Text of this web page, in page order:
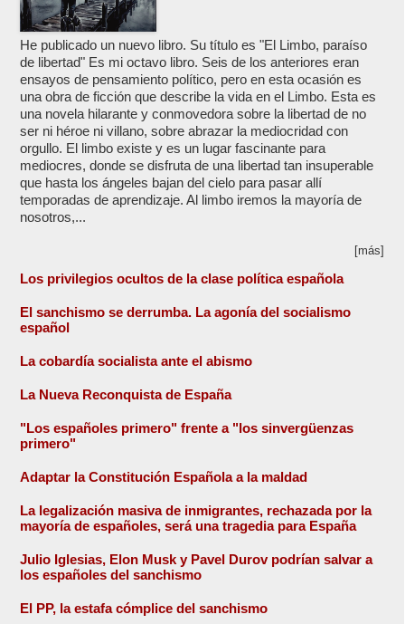
He publicado un nuevo libro. Su título es "El Limbo, paraíso
de libertad" Es mi octavo libro. Seis de los anteriores eran
ensayos de pensamiento político, pero en esta ocasión es
una obra de ficción que describe la vida en el Limbo. Esta es
una novela hilarante y conmovedora sobre la libertad de no
ser ni héroe ni villano, sobre abrazar la mediocridad con
orgullo. El limbo existe y es un lugar fascinante para
mediocres, donde se disfruta de una libertad tan insuperable
que hasta los ángeles bajan del cielo para pasar allí
temporadas de aprendizaje. Al limbo iremos la mayoría de
nosotros,...
[más]
Los privilegios ocultos de la clase política española
El sanchismo se derrumba. La agonía del socialismo
español
La cobardía socialista ante el abismo
La Nueva Reconquista de España
"Los españoles primero" frente a "los sinvergüenzas
primero"
Adaptar la Constitución Española a la maldad
La legalización masiva de inmigrantes, rechazada por la
mayoría de españoles, será una tragedia para España
Julio Iglesias, Elon Musk y Pavel Durov podrían salvar a
los españoles del sanchismo
El PP, la estafa cómplice del sanchismo